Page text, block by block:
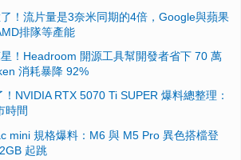
！流片量是3奈米同期的4倍，Google與蘋果
排隊等產能
！Headroom 開源工具幫開發者省下 70 萬
消耗暴降 92%
NVIDIA RTX 5070 Ti SUPER 爆料總整理：
時間
mini 規格爆料：M6 與 M5 Pro 異色搭檔登
起跳